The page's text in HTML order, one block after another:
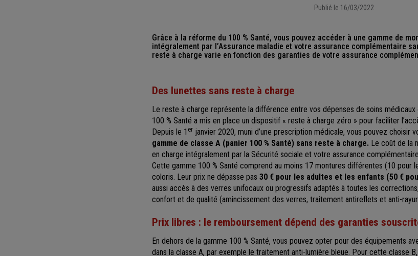
Publié le 16/03/2022
Grâce à la réforme du 100 % Santé, vous pouvez accéder à une gamme de
intégralement par l’Assurance maladie et votre assurance complémentaire
reste à charge varie en fonction des garanties de votre assurance
Des lunettes sans reste à charge
Le reste à charge représente la différence entre vos dépenses de soins
100 % Santé a mis en place un dispositif « reste à charge zéro » pour faciliter
Depuis le 1 er janvier 2020, muni d’une prescription médicale, vous pouvez choisir
gamme de classe A (panier 100 % Santé) sans reste à charge. Le coût de la
en charge intégralement par la Sécurité sociale et votre assurance
Cette gamme 100 % Santé comprend au moins 17 montures différentes (10 pour
coloris. Leur prix ne dépasse pas 30 € pour les adultes et les enfants (50 €
aussi accès à des verres unifocaux ou progressifs adaptés à toutes les
confort et de qualité (amincissement des verres, traitement antireflets et anti-
Prix libres : le remboursement dépend des garanties
En dehors de la gamme 100 % Santé, vous pouvez opter pour des équipements
dans la classe A, par exemple le traitement anti-lumière bleue. Pour cette classe